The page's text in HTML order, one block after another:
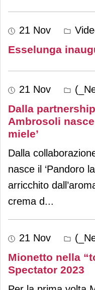
21 Nov
Esselunga
21 Nov
Dalla
Ambrosoli
miele’
Dalla
nasce il ‘Pandoro
arricchito
crema d...
21 Nov
Mionetto nella
Spectator 2023